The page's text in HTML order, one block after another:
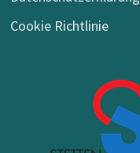
Cookie Richtlinie